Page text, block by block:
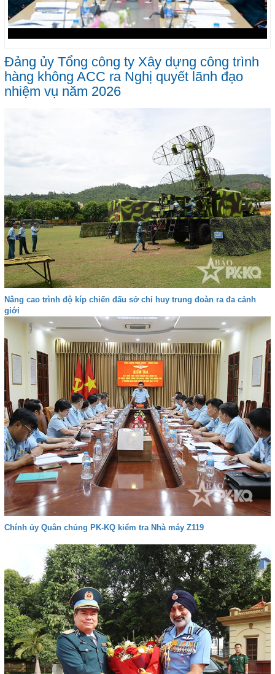
Đảng ủy Tổng công ty Xây dựng công trình
hàng không ACC ra Nghị quyết lãnh đạo
nhiệm vụ năm 2026
Nâng cao trình độ kíp chiến đấu sở chỉ huy trung đoàn ra đa cảnh
giới
Chính ủy Quân chủng PK-KQ kiểm tra Nhà máy Z119